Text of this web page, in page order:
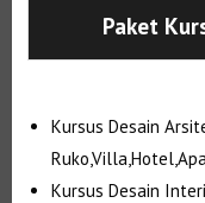
Paket
Kursus Desain
Kursus Desain